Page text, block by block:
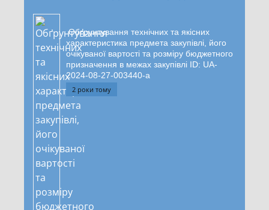
Обґрунтування технічних та якісних
характеристика предмета закупівлі, його
очікуваної вартості та розміру бюджетного
призначення в межах закупівлі ID: UA-
2024-08-27-003440-a
2 роки тому